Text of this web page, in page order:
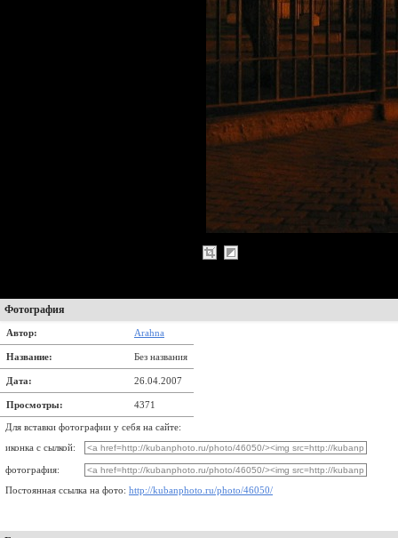
Фотография
Автор: Arahna
Название: Без названия
Дата: 26.04.2007
Просмотры: 4371
Для вставки фотографии у себя на сайте:
иконка с сылкой:
фотография:
Постоянная ссылка на фото: http://kubanphoto.ru/photo/46050/